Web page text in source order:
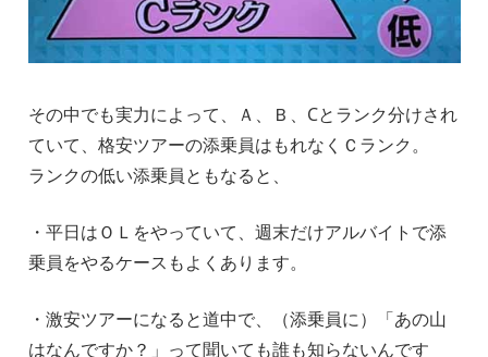
その中でも実力によって、Ａ、Ｂ、Cとランク分けされ
ていて、格安ツアーの添乗員はもれなくＣランク。
ランクの低い添乗員ともなると、
・平日はＯＬをやっていて、週末だけアルバイトで添
乗員をやるケースもよくあります。
・激安ツアーになると道中で、（添乗員に）「あの山
はなんですか？」って聞いても誰も知らないんです